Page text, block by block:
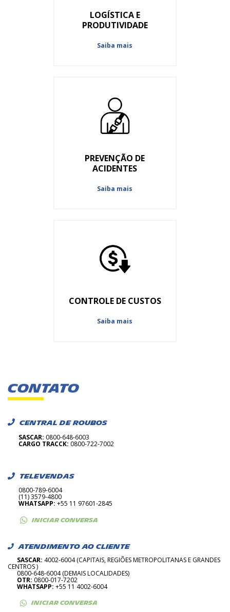
LOGÍSTICA E
PRODUTIVIDADE
Saiba mais
PREVENÇÃO DE
ACIDENTES
Saiba mais
CONTROLE DE CUSTOS
Saiba mais
CONTATO
CENTRAL DE ROUBOS
SASCAR: 0800-648-6003
CARGO TRACCK: 0800-722-7002
TELEVENDAS
0800-789-6004
(11) 3579-4800
WHATSAPP: +55 11 97601-2845
INICIAR CONVERSA
ATENDIMENTO AO CLIENTE
SASCAR: 4002-6004 (CAPITAIS, REGIÕES METROPOLITANAS E GRANDES
CENTROS )
0800-648-6004 (DEMAIS LOCALIDADES)
OTR: 0800-017-7202
WHATSAPP: +55 11 4002-6004
INICIAR CONVERSA